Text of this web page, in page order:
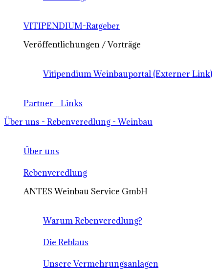
VITIPENDIUM-Ratgeber
Veröffentlichungen / Vorträge
Vitipendium Weinbauportal (Externer Link)
Partner - Links
Über uns - Rebenveredlung - Weinbau
Über uns
Rebenveredlung
ANTES Weinbau Service GmbH
Warum Rebenveredlung?
Die Reblaus
Unsere Vermehrungsanlagen